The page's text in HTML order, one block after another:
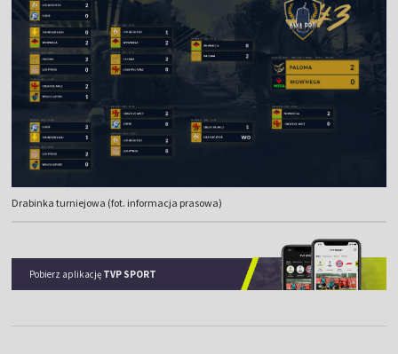
Drabinka turniejowa (fot. informacja prasowa)
Pobierz aplikację TVP SPORT